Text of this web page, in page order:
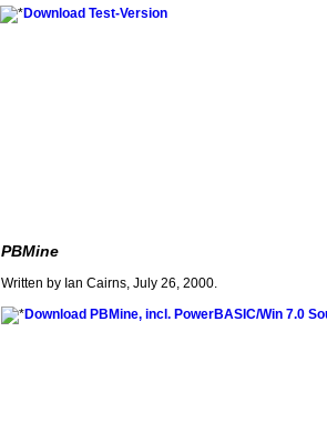
Download Test-Version
PBMine
Written by Ian Cairns, July 26, 2000.
Download PBMine, incl. PowerBASIC/Win 7.0